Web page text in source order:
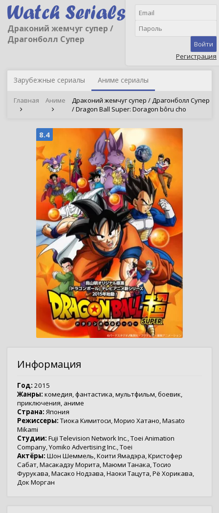
Драконий жемчуг супер /
Драгонболл Супер
Войти
Регистрация
Зарубежные сериалы Аниме сериалы
Главная Аниме
Драконий жемчуг супер / Драгонболл Супер
/ Dragon Ball Super: Doragon bôru cho
8.4
Информация
Год: 2015
Жанры: комедия,фантастика,мультфильм,боевик,
приключения, аниме
Страна: Япония
Режиссеры: Тиока Кимитоси,Морио Хатано,Masato
Mikami
Студии: Fuji Television Network Inc.,Toei Animation
Company,Yomiko Advertising Inc.,Toei
Актёры: Шон Шеммель,Коити Ямадэра,Кристофер
Сабат,Масакадзу Морита,Маюми Танака,Тосио
Фурукава,Масако Нодзава,Наоки Тацута,Рё Хорикава,
Док Морган